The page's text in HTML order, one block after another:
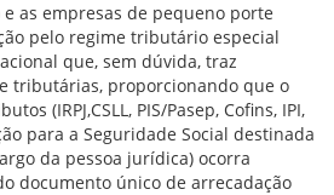
as empresas de pequeno porte
pelo regime tributário especial
que, sem dúvida, traz
tributárias, proporcionando que o
(IRPJ,CSLL, PIS/Pasep, Cofins, IPI,
para a Seguridade Social destinada
da pessoa jurídica) ocorra
documento único de arrecadação